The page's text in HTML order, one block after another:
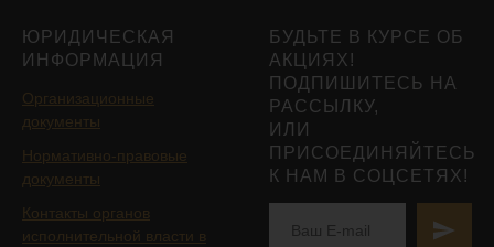
ЮРИДИЧЕСКАЯ
ИНФОРМАЦИЯ
Организационные
документы
Нормативно-правовые
документы
Контакты органов
исполнительной власти в
БУДЬТЕ В КУРСЕ ОБ
АКЦИЯХ!
ПОДПИШИТЕСЬ НА
РАССЫЛКУ,
ИЛИ
ПРИСОЕДИНЯЙТЕСЬ
К НАМ В СОЦСЕТЯХ!